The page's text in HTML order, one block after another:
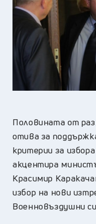
Половината от
отива за
критерии за
акцентира
Красимир
избор на нови
Военновъздушни